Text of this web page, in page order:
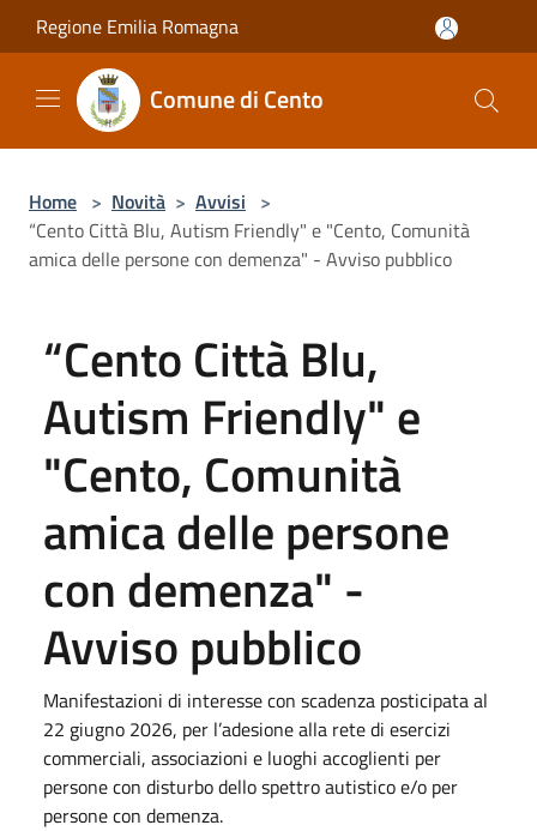
Salta al contenuto principale
Regione Emilia Romagna
Comune di Cento
Home > Novità > Avvisi >
“Cento Città Blu, Autism Friendly" e "Cento, Comunità
amica delle persone con demenza" - Avviso pubblico
“Cento Città Blu,
Autism Friendly" e
"Cento, Comunità
amica delle persone
con demenza" -
Avviso pubblico
Manifestazioni di interesse con scadenza posticipata al
22 giugno 2026, per l’adesione alla rete di esercizi
commerciali, associazioni e luoghi accoglienti per
persone con disturbo dello spettro autistico e/o per
persone con demenza.